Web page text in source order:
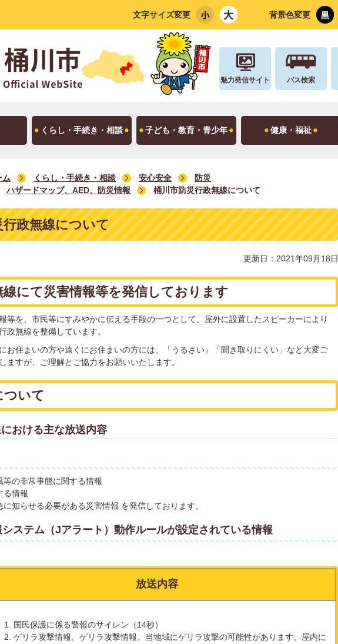
文字サイズ変更 背景色変更
魅力発信サイト バス検索
くらし・手続き・相談 子ども・教育・青少年 健康・福祉
ム くらし・手続き・相談 安心安全
防災
ハザードマップ、AED、防災情報
桶川市防災行政無線について
行政無線について
更新日：2021年09月18日
線にて災害情報等を発信しております
等を、市民等にすみやかに伝える手段の一つとして、屋外に設置したスピーカーにより
政無線を整備しています。
お住まいの方や遠くにお住まいの方には、「うるさい」「聞き取りにくい」など大変ご
ますが、ご理解とご協力をお願いいたします。
ついて
おける主な放送内容
等の非常事態に関する情報
る情報
に知らせる必要がある災害情報 を発信しております。
ステム（Jアラート）動作ルールが設定されている情報
放送内容
国民保護に係る警報のサイレン（14秒）
ゲリラ攻撃情報。ゲリラ攻撃情報。当地域にゲリラ攻撃の可能性があります。屋内に